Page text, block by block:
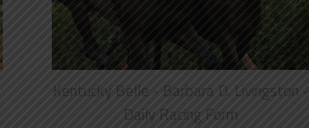
Kentucky Belle - Barbara D. Livingston -
Daily Racing Form